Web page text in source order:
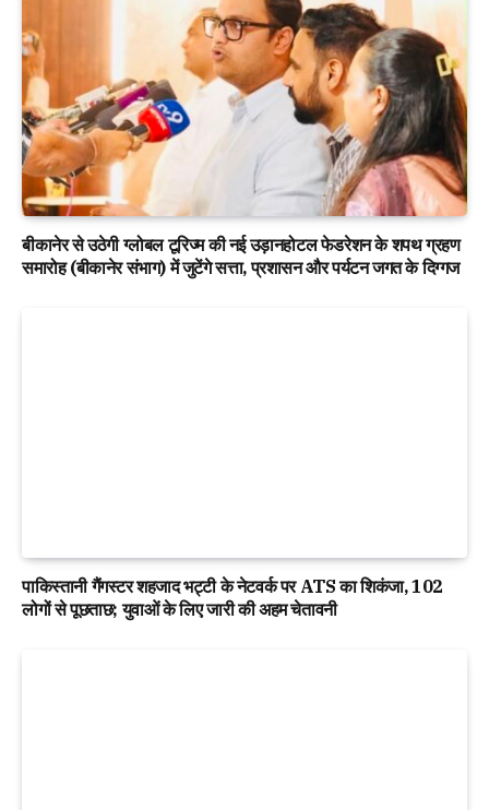
बीकानेर से उठेगी ग्लोबल टूरिज्म की नई उड़ानहोटल फेडरेशन के शपथ ग्रहण
समारोह (बीकानेर संभाग) में जुटेंगे सत्ता, प्रशासन और पर्यटन जगत के दिग्गज
पाकिस्तानी गैंगस्टर शहजाद भट्टी के नेटवर्क पर ATS का शिकंजा, 102
लोगों से पूछताछ; युवाओं के लिए जारी की अहम चेतावनी